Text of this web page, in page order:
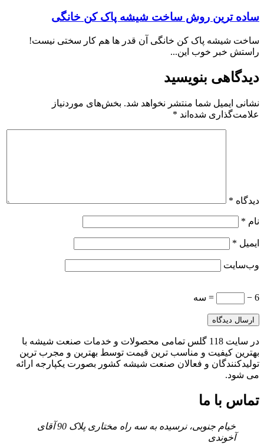
ساده ترین روش ساخت شیشه پاک کن خانگی
ساخت شیشه پاک کن خانگی آن قدر ها هم کار سختی نیست!
راستش خبر خوب این...
دیدگاهی بنویسید
نشانی ایمیل شما منتشر نخواهد شد. بخش‌های موردنیاز
علامت‌گذاری شده‌اند *
دیدگاه *
نام *
ایمیل *
وب‌سایت
6 − = سه
در سایت 118 گلس تمامی محصولات و خدمات صنعت شیشه با
بهترین کیفیت و مناسب ترین قیمت توسط بهترین و مجرب ترین
تولیدکنندگان و فعالان صنعت شیشه کشور بصورت یکپارجه ارائه
می شود.
تماس با ما
خیام جنوبی، نرسیده به سه راه مختاری پلاک 90 آقای
آخوندی